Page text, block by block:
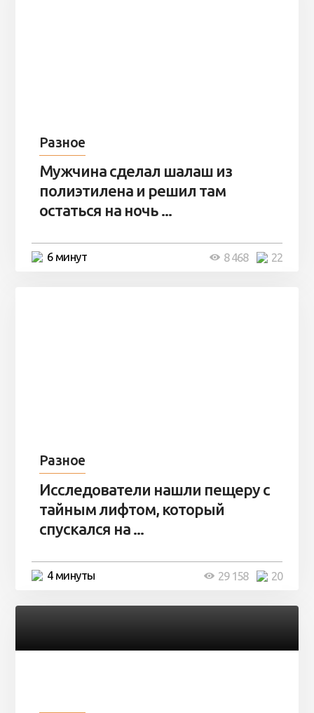
Разное
Мужчина сделал шалаш из
полиэтилена и решил там
остаться на ночь ...
6 минут 22
8 468
Разное
Исследователи нашли пещеру с
тайным лифтом, который
спускался на ...
4 минуты 20
29 158